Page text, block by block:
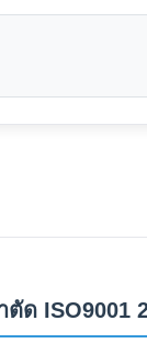
ตัด ISO9001